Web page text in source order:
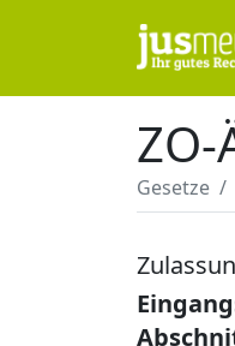
ZO-
Gesetze